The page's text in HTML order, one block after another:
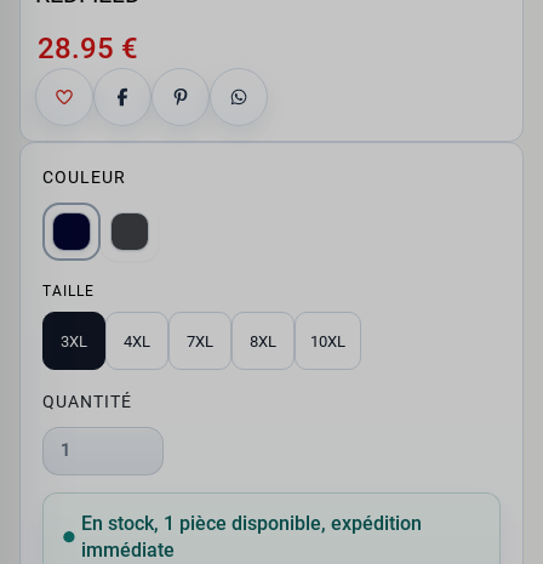
28.95 €
COULEUR
TAILLE
3XL 4XL 7XL 8XL 10XL
QUANTITÉ
1
En stock, 1 pièce disponible, expédition
immédiate